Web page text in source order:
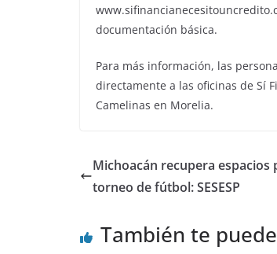
documentación básica.
Para más información, las
directamente a las oficinas de Sí
Camelinas en Morelia.
Michoacán recupera espacios
torneo de fútbol: SESESP
También te